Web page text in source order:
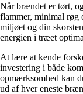
Når brændet er tørt,
flammer, minimal røg
miljøet og din
energien i træet
At lære at kende
investering i både
opmærksomhed kan
ud af hver eneste